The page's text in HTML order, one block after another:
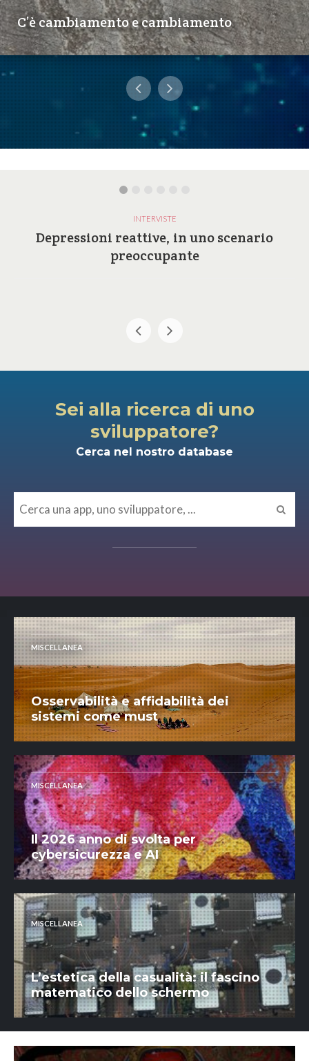
C’è cambiamento e cambiamento
INTERVISTE
Depressioni reattive, in uno scenario
preoccupante
Sei alla ricerca di uno
sviluppatore?
Cerca nel nostro database
MISCELLANEA
Osservabilità e affidabilità dei
sistemi come must
MISCELLANEA
Il 2026 anno di svolta per
cybersicurezza e AI
MISCELLANEA
L’estetica della casualità: il fascino
matematico dello schermo